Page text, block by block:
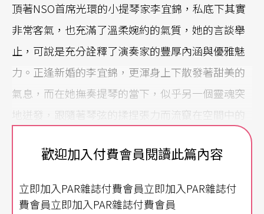
頂著NSO首席光環的小提琴家李宜錦，私底下其實
非常客氣，也充滿了溫柔婉約的氣質，她的言談舉
止，可說是充分詮釋了演奏家的豐厚內涵與優雅魅
力。正逢新婚的李宜錦，更渾身上下散發著甜美的
氣息，而在她撫奏提琴的當下，似乎另一個靈魂突
地迸發，跟隨著琴弦的揉捏張力而流竄在空間中的
獨奏愈多，會選擇讓她「安心」的款式
歡迎加入付費會員閱讀此篇內容
立即加入PAR雜誌付費會員立即加入PAR雜誌付
費會員立即加入PAR雜誌付費會員